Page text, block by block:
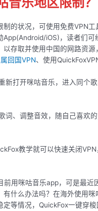
的状况，可使用免费VPN工
App(Android/iOS)，读者们可
以存取并使用中国的网路资源
回国VPN、使用
新打开咪咕音乐，进入同个
词、调整音效，随自己喜欢
教学就可以快速关闭
前用咪咕音乐app，可是最近
有什么办法吗？在海外使用咪
定等情况，QuickFox一键穿